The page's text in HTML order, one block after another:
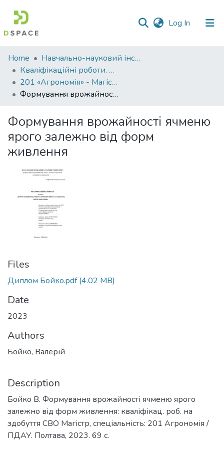
Log In (current)
Communities
&
Collections
All of DSpace
Statistics
Home
Навчально-науковий інститут агротехнологій, селекції та екології
Кваліфікаційні роботи. ННІ агротехнологій, селекції та екології
201 «Агрономія» - Магістри 2023-2024
Формування врожайності ячменю ярого залежно від форм живлення
Формування врожайності ячменю
ярого залежно від форм
живлення
Files
Диплом Бойко.pdf(4.02 MB)
Date
2023
Authors
Бойко, Валерій
Description
Бойко В. Формування врожайності ячменю ярого
залежно від форм живлення: кваліфікац. роб. на
здобуття СВО Магістр, спеціальність: 201 Агрономія /
ПДАУ. Полтава, 2023. 69 с.